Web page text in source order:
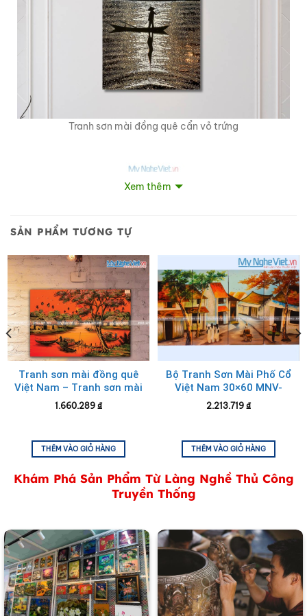
Tranh sơn mài đồng quê cẩn vỏ trứng
Tranh sơn mài đồng quê cẩn vỏ trứng
Tranh sơn mài đồng quê cẩn vỏ trứng
Xem thêm
SẢN PHẨM TƯƠNG TỰ
Tranh sơn mài đồng quê
Việt Nam – Tranh sơn mài
TSM46 -HV01
1.660.289 ₫
THÊM VÀO GIỎ HÀNG
Bộ Tranh Sơn Mài Phố Cổ
Việt Nam 30×60 MNV-
TSMTBL3060
2.213.719 ₫
THÊM VÀO GIỎ HÀNG
Khám Phá Sản Phẩm Từ Làng Nghề Thủ Công
Truyền Thống